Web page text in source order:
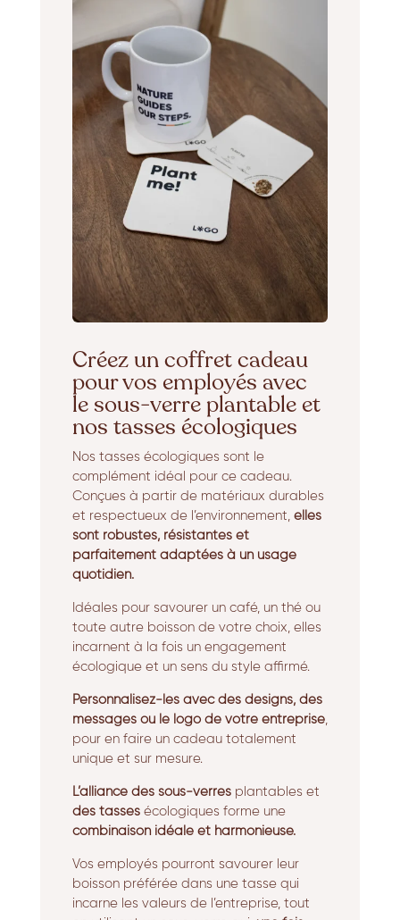
Créez un coffret cadeau
pour vos employés avec
le sous-verre plantable et
nos tasses écologiques
Nos tasses écologiques sont le
complément idéal pour ce cadeau.
Conçues à partir de matériaux durables
et respectueux de l’environnement, elles
sont robustes, résistantes et
parfaitement adaptées à un usage
quotidien.
Idéales pour savourer un café, un thé ou
toute autre boisson de votre choix, elles
incarnent à la fois un engagement
écologique et un sens du style affirmé.
Personnalisez-les avec des designs, des
messages ou le logo de votre entreprise,
pour en faire un cadeau totalement
unique et sur mesure.
L’alliance des sous-verresplantables et
des tassesécologiques forme une
combinaison idéale et harmonieuse.
Vos employés pourront savourer leur
boisson préférée dans une tasse qui
incarne les valeurs de l’entreprise, tout